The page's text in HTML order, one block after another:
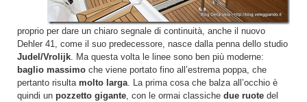
proprio per dare un chiaro segnale di continuità, anche il nuovo
Dehler 41, come il suo predecessore, nasce dalla penna dello studio
Judel/Vrolijk . Ma questa volta le linee sono ben più moderne:
baglio massimo che viene portato fino all’estrema poppa, che
pertanto risulta molto larga . La prima cosa che balza all’occhio è
quindi un pozzetto gigante , con le ormai classiche due ruote del